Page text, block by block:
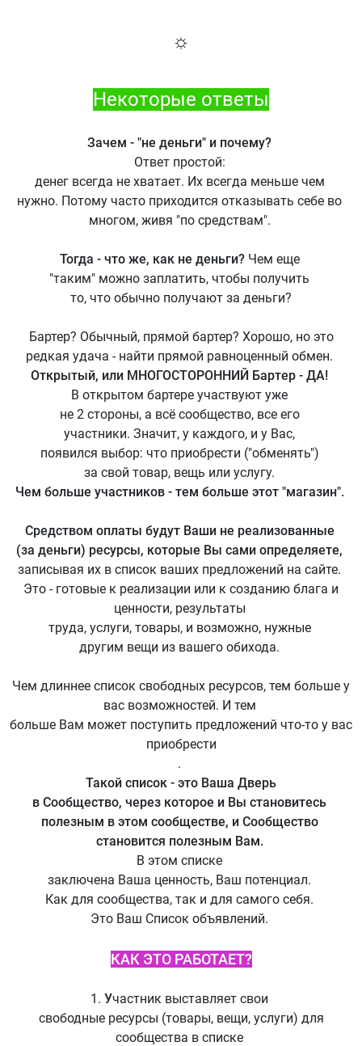
☼
Некоторые ответы
Зачем - "не деньги" и почему?
Ответ простой:
денег всегда не хватает. Их всегда меньше чем
нужно. Потому часто приходится отказывать себе во
многом, живя "по средствам".
Тогда - что же, как не деньги? Чем еще
"таким" можно заплатить, чтобы получить
то, что обычно получают за деньги?
Бартер? Обычный, прямой бартер? Хорошо, но это
редкая удача - найти прямой равноценный обмен.
Открытый, или МНОГОСТОРОННИЙ Бартер - ДА!
В открытом бартере участвуют уже
не 2 стороны, а всё сообщество, все его
участники. Значит, у каждого, и у Вас,
появился выбор: что приобрести ("обменять")
за свой товар, вещь или услугу.
Чем больше участников - тем больше этот "магазин".
Средством оплаты будут Ваши не реализованные
(за деньги) ресурсы, которые Вы сами определяете,
записывая их в список ваших предложений на сайте.
Это - готовые к реализации или к созданию блага и
ценности, результаты
труда, услуги, товары, и возможно, нужные
другим вещи из вашего обихода.
Чем длиннее список свободных ресурсов, тем больше у
вас возможностей. И тем
больше Вам может поступить предложений что-то у вас
приобрести
.
Такой список - это Ваша Дверь
в Сообщество, через которое и Вы становитесь
полезным в этом сообществе, и Сообщество
становится полезным Вам.
В этом списке
заключена Ваша ценность, Ваш потенциал.
Как для сообщества, так и для самого себя.
Это Ваш Список объявлений.
КАК ЭТО РАБОТАЕТ?
1. Участник выставляет свои
свободные ресурсы (товары, вещи, услуги) для
сообщества в списке